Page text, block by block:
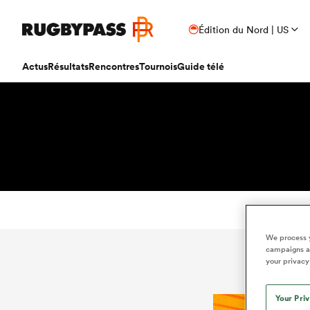
Édition du Nord | US
ActusRésultatsRencontresTournoisGuide télé
We process
campaigns
your
Your